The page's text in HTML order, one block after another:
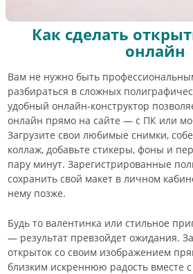
Как сделать
онлайн
Вам не нужно быть
разбираться в сложных
удобный онлайн-конструктор
онлайн прямо на сайте — с ПК или
Загрузите свои любимые снимки,
коллаж, добавьте стикеры, фоны и
пару минут. Зарегистрированные
сохранить свой макет в личном
нему позже.
Будь то валентинка или стильное
— результат превзойдет ожидания.
открыток со своим изображением
близким искреннюю радость вместе